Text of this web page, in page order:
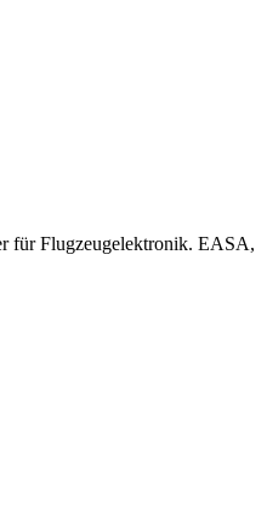
für Flugzeugelektronik. EASA,